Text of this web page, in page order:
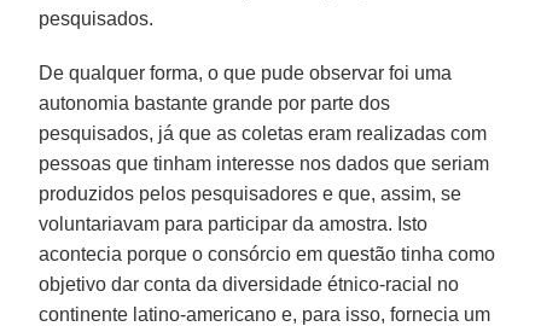
pesquisados.
De qualquer forma, o que pude observar foi uma
autonomia bastante grande por parte dos
pesquisados, já que as coletas eram realizadas com
pessoas que tinham interesse nos dados que seriam
produzidos pelos pesquisadores e que, assim, se
voluntariavam para participar da amostra. Isto
acontecia porque o consórcio em questão tinha como
objetivo dar conta da diversidade étnico-racial no
continente latino-americano e, para isso, fornecia um